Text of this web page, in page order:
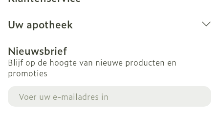
Uw apotheek
Nieuwsbrief
Blijf op de hoogte van nieuwe producten en
promoties